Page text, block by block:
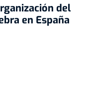
del
en España